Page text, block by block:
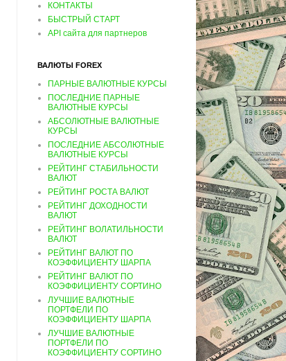
КОНТАКТЫ
БЫСТРЫЙ СТАРТ
API сайта для партнеров
ВАЛЮТЫ FOREX
ПАРНЫЕ ВАЛЮТНЫЕ КУРСЫ
ПОСЛЕДНИЕ ПАРНЫЕ
ВАЛЮТНЫЕ КУРСЫ
АБСОЛЮТНЫЕ ВАЛЮТНЫЕ
КУРСЫ
ПОСЛЕДНИЕ АБСОЛЮТНЫЕ
ВАЛЮТНЫЕ КУРСЫ
РЕЙТИНГ СТАБИЛЬНОСТИ
ВАЛЮТ
РЕЙТИНГ РОСТА ВАЛЮТ
РЕЙТИНГ ДОХОДНОСТИ
ВАЛЮТ
РЕЙТИНГ ВОЛАТИЛЬНОСТИ
ВАЛЮТ
РЕЙТИНГ ВАЛЮТ ПО
КОЭФФИЦИЕНТУ ШАРПА
РЕЙТИНГ ВАЛЮТ ПО
КОЭФФИЦИЕНТУ СОРТИНО
ЛУЧШИЕ ВАЛЮТНЫЕ
ПОРТФЕЛИ ПО
КОЭФФИЦИЕНТУ ШАРПА
ЛУЧШИЕ ВАЛЮТНЫЕ
ПОРТФЕЛИ ПО
КОЭФФИЦИЕНТУ СОРТИНО